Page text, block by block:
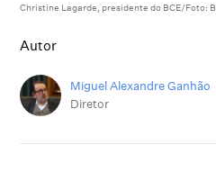
Christine Lagarde, presidente do BCE/Foto:
Autor
Miguel Alexandre Ganhão
Diretor